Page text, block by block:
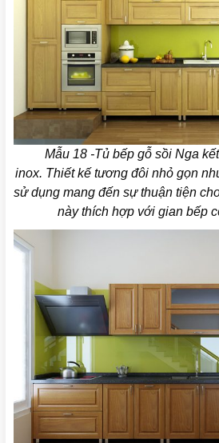
Mẫu 18 -Tủ bếp gỗ sồi Nga
inox. Thiết kế tương đôi nhỏ gọn
sử dụng mang đến sự thuận tiện
này thích hợp với gian bếp